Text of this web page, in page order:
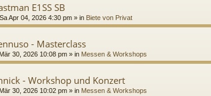
E1SS SB
Sa Apr 04, 2026 4:30 pm » in Biete von Privat
- Masterclass
30, 2026 10:08 pm » in Messen & Workshops
- Workshop und Konzert
30, 2026 10:02 pm » in Messen & Workshops